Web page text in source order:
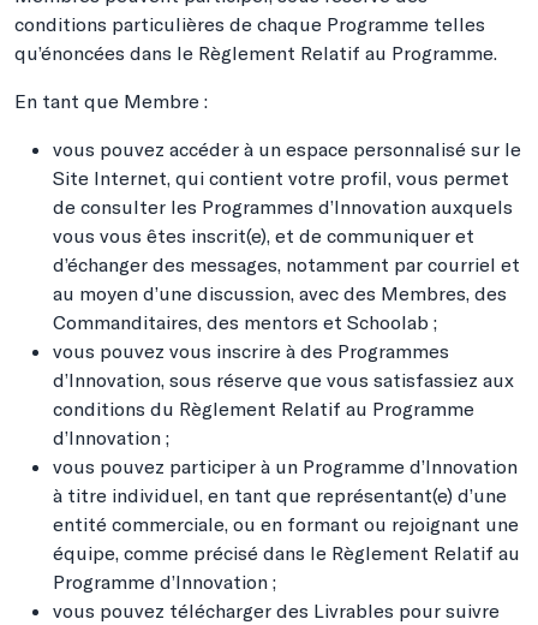
conditions particulières de chaque Programme telles
qu’énoncées dans le Règlement Relatif au Programme.
En tant que Membre :
vous pouvez accéder à un espace personnalisé sur le
Site Internet, qui contient votre profil, vous permet
de consulter les Programmes d’Innovation auxquels
vous vous êtes inscrit(e), et de communiquer et
d’échanger des messages, notamment par courriel et
au moyen d’une discussion, avec des Membres, des
Commanditaires, des mentors et Schoolab ;
vous pouvez vous inscrire à des Programmes
d’Innovation, sous réserve que vous satisfassiez aux
conditions du Règlement Relatif au Programme
d’Innovation ;
vous pouvez participer à un Programme d’Innovation
à titre individuel, en tant que représentant(e) d’une
entité commerciale, ou en formant ou rejoignant une
équipe, comme précisé dans le Règlement Relatif au
Programme d’Innovation ;
vous pouvez télécharger des Livrables pour suivre